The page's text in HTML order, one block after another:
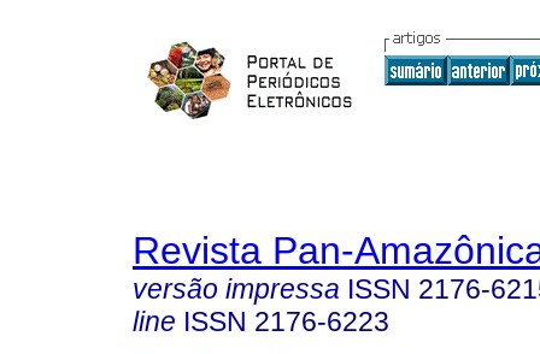
Revista Pan-
versão impressa ISSN 2176-
line ISSN 2176-6223